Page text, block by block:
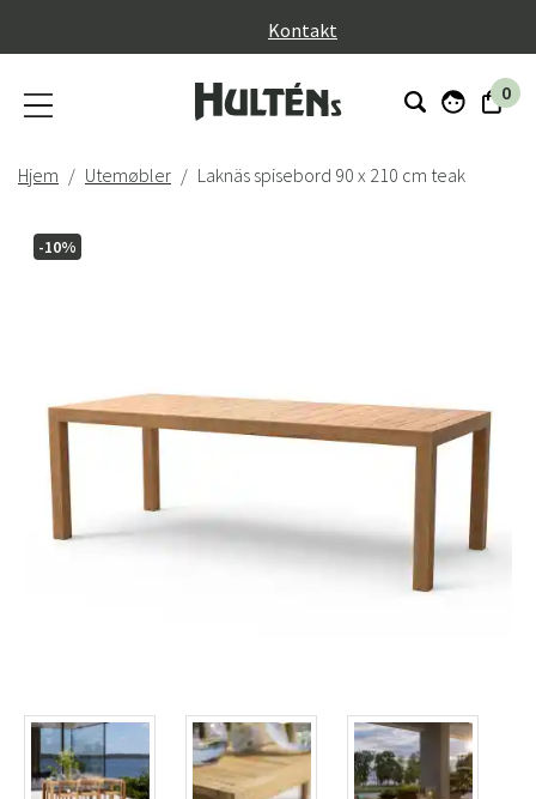
Kontakt
0
Hjem Utemøbler Laknäs spisebord 90 x 210 cm teak
-10%